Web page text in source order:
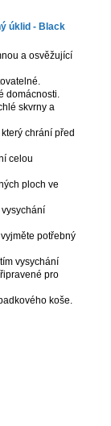
úklid - Black
a osvěžující
domácnosti.
skvrny a
chrání před
celou
ploch ve
potřebný
vysychání
pro
koše.